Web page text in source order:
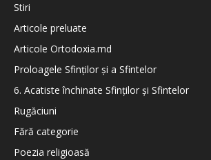
Stiri
Articole preluate
Articole Ortodoxia.md
Proloagele Sfinților și a Sfintelor
6. Acatiste închinate Sfinților și Sfintelor
Rugăciuni
Fără categorie
Poezia religioasă